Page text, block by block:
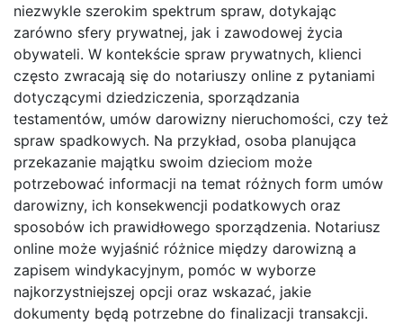
niezwykle szerokim spektrum spraw, dotykając
zarówno sfery prywatnej, jak i zawodowej życia
obywateli. W kontekście spraw prywatnych, klienci
często zwracają się do notariuszy online z pytaniami
dotyczącymi dziedziczenia, sporządzania
testamentów, umów darowizny nieruchomości, czy też
spraw spadkowych. Na przykład, osoba planująca
przekazanie majątku swoim dzieciom może
potrzebować informacji na temat różnych form umów
darowizny, ich konsekwencji podatkowych oraz
sposobów ich prawidłowego sporządzenia. Notariusz
online może wyjaśnić różnice między darowizną a
zapisem windykacyjnym, pomóc w wyborze
najkorzystniejszej opcji oraz wskazać, jakie
dokumenty będą potrzebne do finalizacji transakcji.